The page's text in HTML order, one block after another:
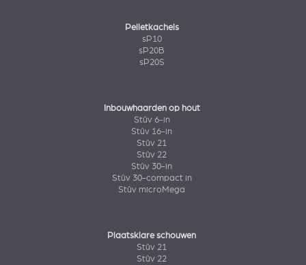
Pelletkachels
sP10
sP20B
sP20S
Inbouwhaarden op hout
Stûv 6-in
Stûv 16-in
Stûv 21
Stûv 22
Stûv 30-in
Stûv 30-compact in
Stûv microMega
Plaatsklare schouwen
Stûv 21
Stûv 22